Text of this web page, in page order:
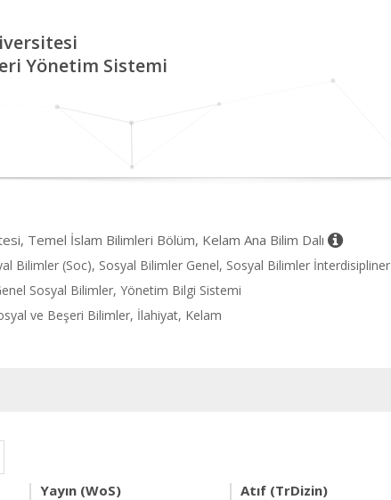
Yönetim Sistemi
Temel İslam Bilimleri Bölüm, Kelam Ana Bilim Dalı
Bilimler (Soc), Sosyal Bilimler Genel, Sosyal Bilimler İnterdisipliner
Sosyal Bilimler, Yönetim Bilgi Sistemi
ve Beşeri Bilimler, İlahiyat, Kelam
Yayın (WoS) Atıf (TrDizin)